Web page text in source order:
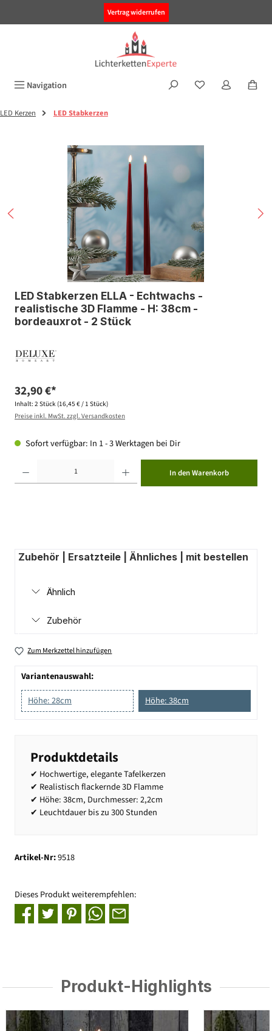
Vertrag widerrufen
Navigation
LED Kerzen LED Stabkerzen
Bildergalerie überspringen
LED Stabkerzen ELLA - Echtwachs -
realistische 3D Flamme - H: 38cm -
bordeauxrot - 2 Stück
32,90 €*
Inhalt: 2 Stück (16,45 € / 1 Stück)
Preise inkl. MwSt. zzgl. Versandkosten
Sofort verfügbar: In 1 - 3 Werktagen bei Dir
In den Warenkorb
Zubehör | Ersatzteile | Ähnliches | mit bestellen
Ähnlich
Zubehör
Zum Merkzettel hinzufügen
Variantenauswahl:
Höhe: 28cm
Höhe: 38cm
Produktdetails
✔ Hochwertige, elegante Tafelkerzen
✔ Realistisch flackernde 3D Flamme
✔ Höhe: 38cm, Durchmesser: 2,2cm
✔ Leuchtdauer bis zu 300 Stunden
Artikel-Nr:9518
Dieses Produkt weiterempfehlen:
Produkt-Highlights